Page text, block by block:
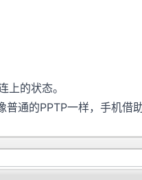
的状态。
通的PPTP一样，手机借